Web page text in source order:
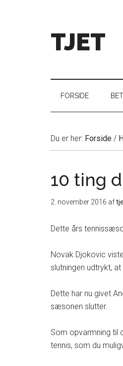
TJET
FORSIDE
Du er her: Forside /
10 ting
2. november 2016 af
Dette års
Novak Djokovic
slutningen udtrykt,
Dette har nu givet
sæsonen slutter.
Som opvarmning til
tennis, som du